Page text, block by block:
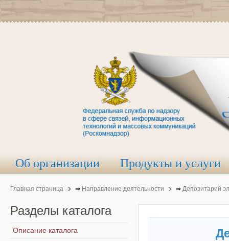
Об организации Продукты и услуги
Главная страница ⇒ Направление деятельности ⇒ Депозитарий
Разделы каталога
Описание каталога